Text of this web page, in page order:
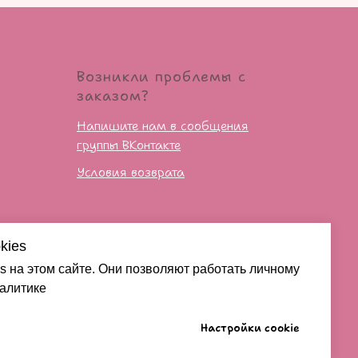
на этом сайте. Они позволяют работать личному
Настройки cookie
Возникли проблемы с
заказом?
Напишите нам в сообщения
группы ВКонтакте
Условия возврата